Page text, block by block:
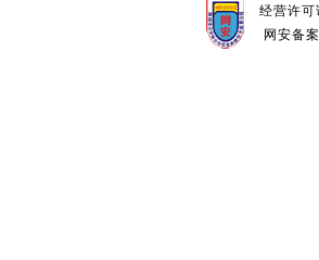
经营许
网安备